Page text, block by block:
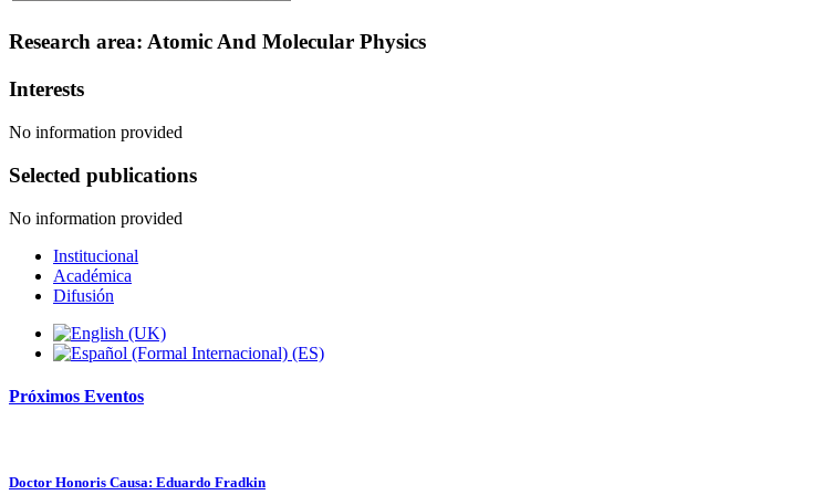
Research area: Atomic And Molecular Physics
Interests
No information provided
Selected publications
No information provided
Institucional
Académica
Difusión
Próximos Eventos
Doctor Honoris Causa: Eduardo Fradkin